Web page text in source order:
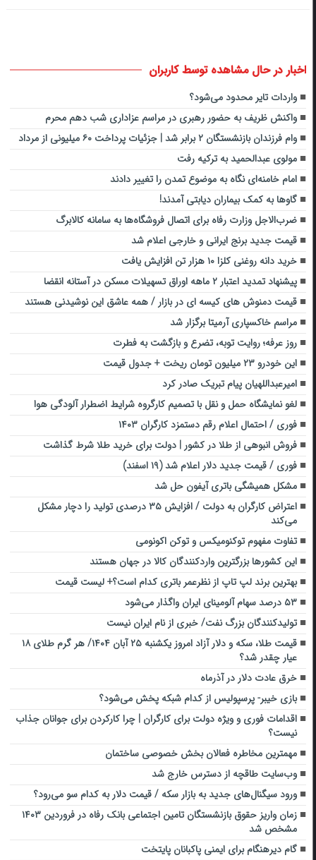
اخبار در حال مشاهده توسط کاربران
واردات تایر محدود می‌شود؟
واکنش ظریف به حضور رهبری در مراسم عزاداری شب دهم محرم
وام فرزندان بازنشستگان ۲ برابر شد | جزئیات پرداخت ۶۰ میلیونی از مرداد
مولوی عبدالحمید به ترکیه رفت
امام خامنه‌ای نگاه به موضوع تمدن را تغییر دادند
گاوها به کمک بیماران دیابتی آمدند!
ضرب‌الاجل وزارت رفاه برای اتصال فروشگاه‌ها به سامانه کالابرگ
قیمت جدید برنج ایرانی و خارجی اعلام شد
خرید دانه روغنی کلزا ۱۰ هزار تن افزایش یافت
پیشنهاد تمدید اعتبار ۲ ماهه اوراق تسهیلات مسکن در آستانه انقضا
قیمت دمنوش های کیسه ای در بازار / همه عاشق این نوشیدنی هستند
مراسم خاکسپاری آرمیتا برگزار شد
روز عرفه؛ روایت توبه، تضرع و بازگشت به فطرت
این خودرو ۲۳ میلیون تومان ریخت + جدول قیمت
امیرعبداللهیان پیام تبریک صادر کرد
لغو نمایشگاه حمل و نقل با تصمیم کارگروه شرایط اضطرار آلودگی هوا
فوری / احتمال اعلام رقم دستمزد کارگران ۱۴۰۳
فروش انبوهی از طلا در کشور | دولت برای خرید طلا شرط گذاشت
فوری / قیمت جدید دلار اعلام شد (۱۹ اسفند)
مشکل همیشگی باتری آیفون حل شد
اعتراض کارگران به دولت / افزایش ۳۵ درصدی تولید را دچار مشکل
می‌کند
تفاوت مفهوم توکنومیکس و توکن اکونومی
این کشورها بزرگترین واردکنندگان کالا در جهان هستند
بهترین برند لپ تاپ از نظرعمر باتری کدام است؟+ لیست قیمت
۵۳ درصد سهام آلومینای ایران واگذار می‌شود
تولیدکنندگان بزرگ نفت/ خبری از نام ایران نیست
قیمت طلا، سکه و دلار آزاد امروز یکشنبه ۲۵ آبان ۱۴۰۴/ هر گرم طلای ۱۸
عیار چقدر شد؟
خرق عادت دلار در آذرماه
بازی خیبر- پرسپولیس از کدام شبکه پخش می‌شود؟
اقدامات فوری و ویژه دولت برای کارگران | چرا کارکردن برای جوانان جذاب
نیست؟
مهمترین مخاطره فعالان بخش خصوصی ساختمان
وب‌سایت طاقچه از دسترس خارج شد
ورود سیگنال‌های جدید به بازار سکه / قیمت دلار به کدام سو می‌رود؟
زمان واریز حقوق بازنشستگان تامین اجتماعی بانک رفاه در فروردین ۱۴۰۳
مشخص شد
گام دیرهنگام برای ایمنی پاکبانان پایتخت